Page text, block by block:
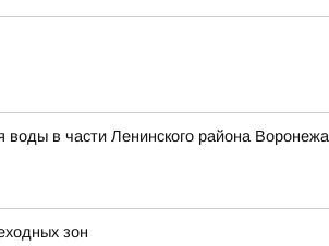
воды в части Ленинского района Воронежа
зон